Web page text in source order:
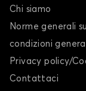
Chi siamo
Norme generali
condizioni
Privacy policy/
Contattaci